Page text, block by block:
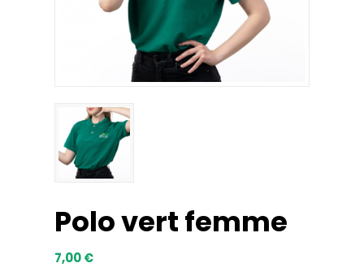
Polo vert femme
7,00€